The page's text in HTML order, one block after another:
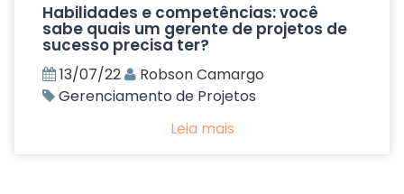
Habilidades e competências: você
sabe quais um gerente de projetos de
sucesso precisa ter?
13/07/22
Robson Camargo
Gerenciamento de Projetos
Leia mais